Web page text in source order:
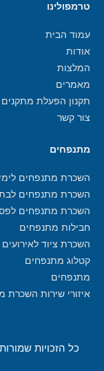
טרמפולינו
עמוד הבית
אודות
המלצות
מאמרים
תקנון הפעלת
צור קשר
מתנפחים
השכרת מתנפחים
השכרת מתנפחים
השכרת מתנפחים
חבילות מתנפחים
השכרת ציוד לאירועים
קטלוג מתנפחים
מתנפחים
איזורי שירות השכרת
כל הזכויות